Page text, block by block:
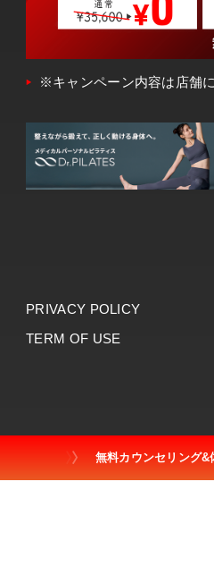
※キャンペーン内容は店舗
PRIVACY POLICY
TERM OF USE
無料カウンセリング&